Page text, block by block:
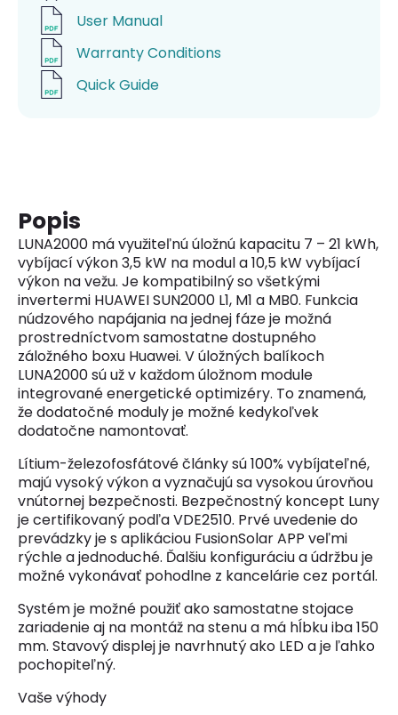
User Manual
Warranty Conditions
Quick Guide
Popis
LUNA2000 má využiteľnú úložnú kapacitu 7 – 21 kWh,
vybíjací výkon 3,5 kW na modul a 10,5 kW vybíjací
výkon na vežu. Je kompatibilný so všetkými
invertermi HUAWEI SUN2000 L1, M1 a MB0. Funkcia
núdzového napájania na jednej fáze je možná
prostredníctvom samostatne dostupného
záložného boxu Huawei. V úložných balíkoch
LUNA2000 sú už v každom úložnom module
integrované energetické optimizéry. To znamená,
že dodatočné moduly je možné kedykoľvek
dodatočne namontovať.
Lítium-železofosfátové články sú 100% vybíjateľné,
majú vysoký výkon a vyznačujú sa vysokou úrovňou
vnútornej bezpečnosti. Bezpečnostný koncept Luny
je certifikovaný podľa VDE2510. Prvé uvedenie do
prevádzky je s aplikáciou FusionSolar APP veľmi
rýchle a jednoduché. Ďalšiu konfiguráciu a údržbu je
možné vykonávať pohodlne z kancelárie cez portál.
Systém je možné použiť ako samostatne stojace
zariadenie aj na montáž na stenu a má hĺbku iba 150
mm. Stavový displej je navrhnutý ako LED a je ľahko
pochopiteľný.
Vaše výhody